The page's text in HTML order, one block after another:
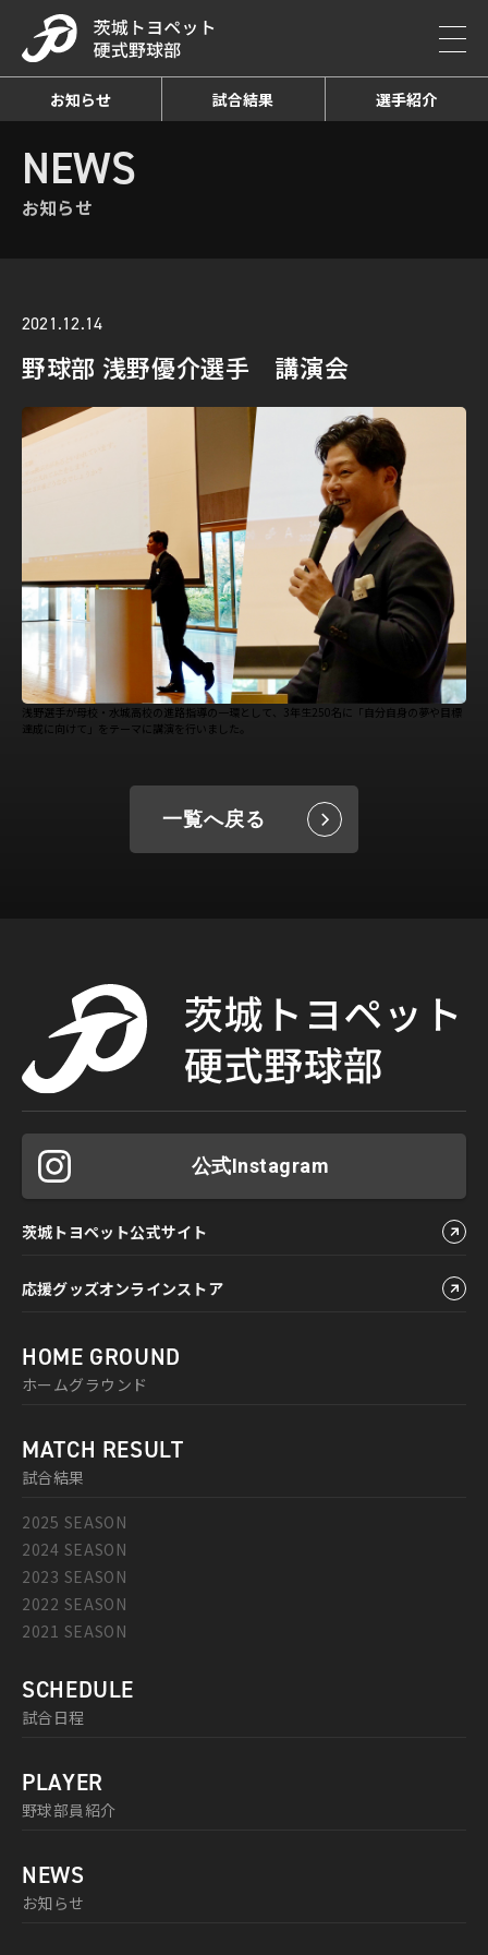
お知らせ 試合結果 選手紹介
HOME お知らせ詳細
NEWS
お知らせ
2021.12.14
野球部 浅野優介選手 講演会
浅野選手が母校・水城高校の進路指導の一環として、3年生250名に「自分自身の夢や目標
達成に向けて」をテーマに講演を行いました。
一覧へ戻る
公式Instagram
茨城トヨペット公式サイト
応援グッズオンラインストア
HOME GROUND
ホームグラウンド
MATCH RESULT
試合結果
2025 SEASON
2024 SEASON
2023 SEASON
2022 SEASON
2021 SEASON
SCHEDULE
試合日程
PLAYER
野球部員紹介
NEWS
お知らせ